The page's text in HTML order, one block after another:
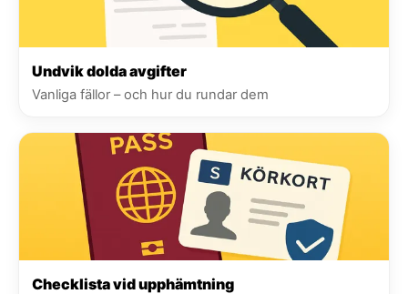
Undvik dolda avgifter
Vanliga fällor – och hur du rundar dem
Checklista vid upphämtning